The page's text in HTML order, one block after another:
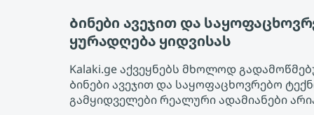
Ბინები ავეჯით და
ყურადღება ყიდვისას
Kalaki.ge აქვეყნებს მხოლოდ
Ბინები ავეჯით და საყოფაცხოვრებო
გამყიდველები რეალური ადამიანები